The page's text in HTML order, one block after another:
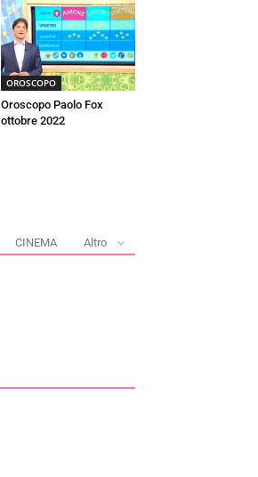
OROSCOPO
Oroscopo Paolo Fox
ottobre 2022
CINEMA Altro